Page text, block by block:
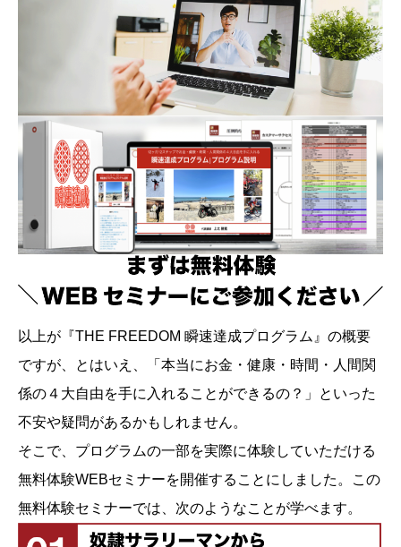
以上が『THE FREEDOM 瞬速達成プログラム』の概要
ですが、とはいえ、「本当にお金・健康・時間・人間関
係の４大自由を手に入れることができるの？」といった
不安や疑問があるかもしれません。
そこで、プログラムの一部を実際に体験していただける
無料体験WEBセミナーを開催することにしました。この
無料体験セミナーでは、次のようなことが学べます。